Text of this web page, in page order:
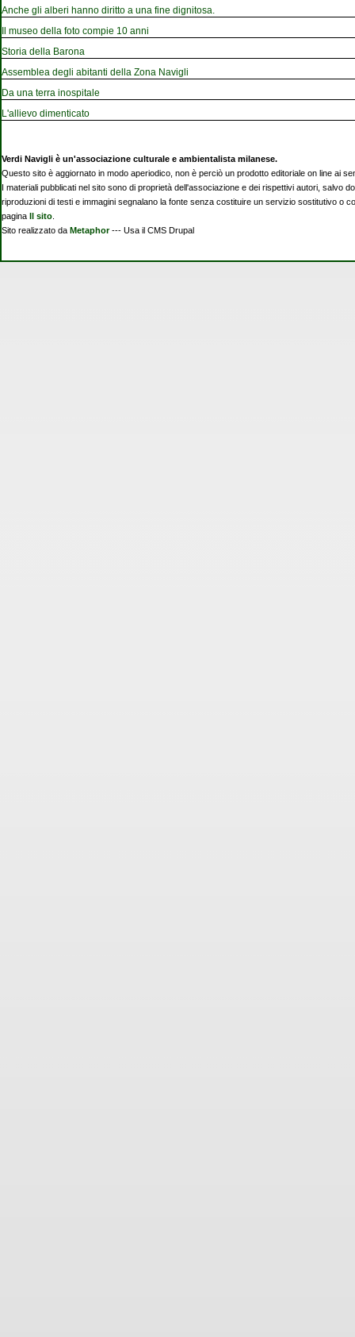
Anche gli alberi hanno diritto a una fine dignitosa.
Il museo della foto compie 10 anni
Storia della Barona
Assemblea degli abitanti della Zona Navigli
Da una terra inospitale
L'allievo dimenticato
Verdi Navigli è un'associazione culturale e ambientalista milanese.
Questo sito è aggiornato in modo aperiodico, non è perciò un prodotto editoriale on line ai
I materiali pubblicati nel sito sono di proprietà dell'associazione e dei rispettivi autori, salvo
riproduzioni di testi e immagini segnalano la fonte senza costituire un servizio sostitutivo o
pagina Il sito
Sito realizzato da Metaphor--- Usa il CMS Drupal